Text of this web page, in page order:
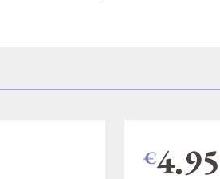
€4.95